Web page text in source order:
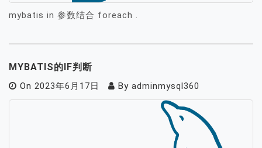
mybatis in 参数结合 foreach .
MYBATIS的IF判断
On 2023年6月17日 By adminmysql360